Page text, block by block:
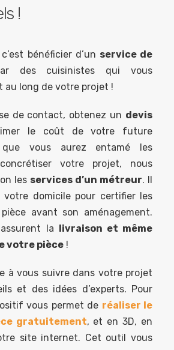
!
bénéficier d’un service de
des cuisinistes qui vous
au long de votre projet !
de contact, obtenez un devis
le coût de votre future
que vous aurez entamé les
votre projet, nous
les services d’un métreur. Il
votre domicile pour certifier les
avant son aménagement.
la livraison et même
votre pièce !
à vous suivre dans votre projet
et des idées d’experts. Pour
vous permet de réaliser le
gratuitement, et en 3D, en
site internet. Cet outil vous